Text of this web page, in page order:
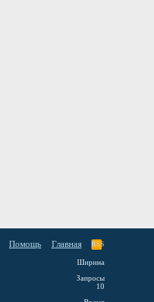
Помощь Главная RSS
Ширина
Запросы
10